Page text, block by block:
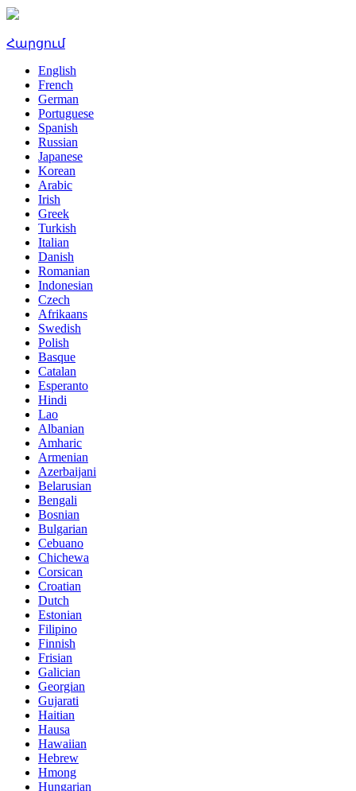
Հարցում
English
French
German
Portuguese
Spanish
Russian
Japanese
Korean
Arabic
Irish
Greek
Turkish
Italian
Danish
Romanian
Indonesian
Czech
Afrikaans
Swedish
Polish
Basque
Catalan
Esperanto
Hindi
Lao
Albanian
Amharic
Armenian
Azerbaijani
Belarusian
Bengali
Bosnian
Bulgarian
Cebuano
Chichewa
Corsican
Croatian
Dutch
Estonian
Filipino
Finnish
Frisian
Galician
Georgian
Gujarati
Haitian
Hausa
Hawaiian
Hebrew
Hmong
Hungarian